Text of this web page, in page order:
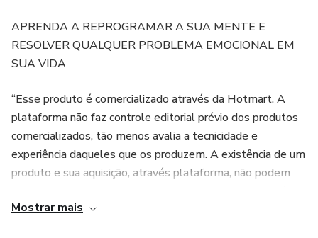
APRENDA A REPROGRAMAR A SUA MENTE E
RESOLVER QUALQUER PROBLEMA EMOCIONAL EM
SUA VIDA
“Esse produto é comercializado através da Hotmart. A
plataforma não faz controle editorial prévio dos produtos
comercializados, tão menos avalia a tecnicidade e
experiência daqueles que os produzem. A existência de um
produto e sua aquisição, através plataforma, não podem
e resultado, em qualquer hipótese. Ao adquiri-lo, o
Mostrar mais